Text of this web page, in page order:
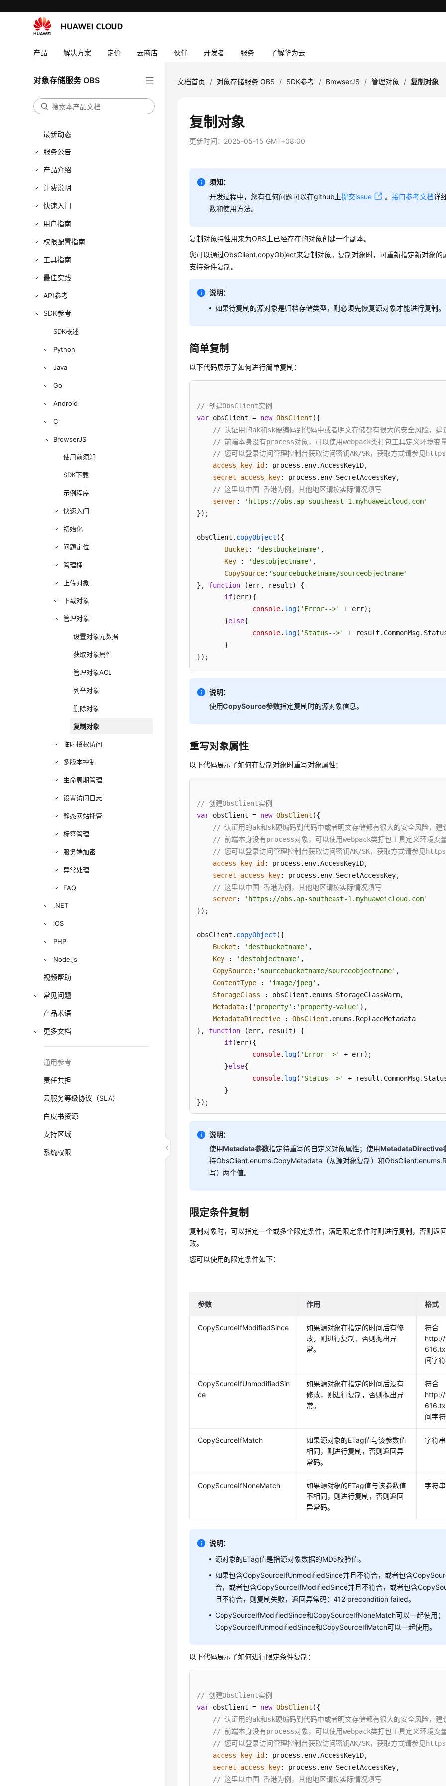
产品 解决方案 定价 云商店 伙伴 开发者 服务 了解华为云
对象存储服务 OBS
最新动态
服务公告
产品介绍
计费说明
快速入门
用户指南
权限配置指南
工具指南
最佳实践
API参考
SDK参考
SDK概述
Python
Java
Go
Android
C
BrowserJS
使用前须知
SDK下载
示例程序
快速入门
初始化
问题定位
管理桶
上传对象
下载对象
管理对象
设置对象元数据
获取对象属性
管理对象ACL
列举对象
删除对象
复制对象
临时授权访问
多版本控制
生命周期管理
设置访问日志
静态网站托管
标签管理
服务端加密
异常处理
FAQ
.NET
iOS
PHP
Node.js
视频帮助
常见问题
产品术语
更多文档
通用参考
责任共担
云服务等级协议（SLA）
白皮书资源
支持区域
系统权限
文档首页 / 对象存储服务 OBS / SDK参考 / BrowserJS / 管理对象 / 复制对象
复制对象
更新时间： 2025-05-15 GMT+08:00
须知：
开发过程中，您有任何问题可以在github上提交issue 。接口参考文档详
数和使用方法。
复制对象特性用来为OBS上已经存在的对象创建一个副本。
您可以通过ObsClient.copyObject来复制对象。复制对象时，可重新指定新对象的
支持条件复制。
说明：
如果待复制的源对象是归档存储类型，则必须先恢复源对象才能进行复制。
简单复制
以下代码展示了如何进行简单复制：
// 创建ObsClient实例
var obsClient = new ObsClient ({
// 认证用的ak和sk硬编码到代码中或者明文存储都有很大的安全风险，
// 前端本身没有process对象，可以使用webpack类打包工具定义环境变量
// 您可以登录访问管理控制台获取访问密钥AK/SK，获取方式请
access_key_id : process. env.AccessKeyID,
secret_access_key: process. env. SecretAccessKey,
// 这里以中国-香港为例，其他地区请按实际情况填写
server:
'https://obs.ap-southeast-1.myhuaweicloud.com'
});
obsClient. copyObject ({
Bucket : 'destbucketname' ,
Key : 'destobjectname' ,
CopySource: 'sourcebucketname/sourceobjectname'
}, function (err, result) {
if(err){
console. log( 'Error-->'
+ err);
       }
else{
console. log( 'Status-->' + result. CommonMsg.
       }
});
说明：
使用CopySource参数指定复制时的源对象信息。
重写对象属性
以下代码展示了如何在复制对象时重写对象属性：
// 创建ObsClient实例
var obsClient = new ObsClient ({
// 认证用的ak和sk硬编码到代码中或者明文存储都有很大的安全风险，
// 前端本身没有process对象，可以使用webpack类打包工具定义环境变量
// 您可以登录访问管理控制台获取访问密钥AK/SK，获取方式请
access_key_id : process. env.AccessKeyID,
secret_access_key: process. env. SecretAccessKey,
// 这里以中国-香港为例，其他地区请按实际情况填写
server:
'https://obs.ap-southeast-1.myhuaweicloud.com'
});
obsClient. copyObject ({
Bucket : 'destbucketname' ,
Key : 'destobjectname' ,
CopySource: 'sourcebucketname/sourceobjectname' ,
ContentType : 'image/jpeg' ,
StorageClass : obsClient. enums . StorageClassWarm,
Metadata:{ 'property' : 'property-value' },
MetadataDirective : ObsClient . enums . ReplaceMetadata
}, function (err, result) {
if(err){
console. log( 'Error-->'
+ err);
       }
else{
console. log( 'Status-->' + result. CommonMsg.
       }
});
说明：
使用Metadata参数指定待重写的自定义对象属性；使用MetadataDirective
持ObsClient.enums.CopyMetadata（从源对象复制）和
写）两个值。
限定条件复制
复制对象时，可以指定一个或多个限定条件，满足限定条件时则进行复制，否则返
败。
您可以使用的限定条件如下：
参数 作用 格式
CopySourceIfModifiedSince
如果源对象在指定的时间后有修
改，则进行复制，否则抛出异
常。
符合
间字符
CopySourceIfUnmodifiedSin
ce
如果源对象在指定的时间后没有
修改，则进行复制，否则抛出异
常。
符合
间字符
CopySourceIfMatch
如果源对象的ETag值与该参数值
相同，则进行复制，否则返回异
常码。
字符串
CopySourceIfNoneMatch
如果源对象的ETag值与该参数值
不相同，则进行复制，否则返回
异常码。
字符串
说明：
源对象的ETag值是指源对象数据的MD5校验值。
如果包含CopySourceIfUnmodifiedSince并且不符合，或者包含
合，或者包含CopySourceIfModifiedSince并且不符合，或者包含
且不符合，则复制失败，返回异常码：412 precondition failed。
CopySourceIfModifiedSince和CopySourceIfNoneMatch可以一起使用；
CopySourceIfUnmodifiedSince和CopySourceIfMatch可以一起使用。
以下代码展示了如何进行限定条件复制：
// 创建ObsClient实例
var obsClient = new ObsClient ({
// 认证用的ak和sk硬编码到代码中或者明文存储都有很大的安全风险，
// 前端本身没有process对象，可以使用webpack类打包工具定义环境变量
// 您可以登录访问管理控制台获取访问密钥AK/SK，获取方式请
access_key_id : process. env.AccessKeyID,
secret_access_key: process. env. SecretAccessKey,
// 这里以中国-香港为例，其他地区请按实际情况填写